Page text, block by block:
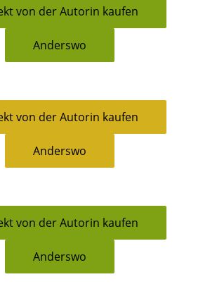
von der Autorin kaufen
Anderswo
von der Autorin kaufen
Anderswo
von der Autorin kaufen
Anderswo